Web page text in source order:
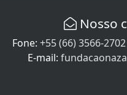
Nosso
Fone: +55 (66) 3566-2702
E-mail: